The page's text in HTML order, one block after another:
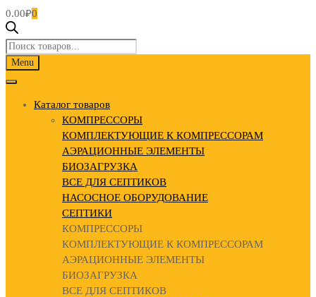
0.00₽0
Поиск
товаров
Skip
Menu
Каталог товаров
КОМПРЕССОРЫ
КОМПЛЕКТУЮЩИЕ К КОМПРЕССОРАМ
АЭРАЦИОННЫЕ ЭЛЕМЕНТЫ
БИОЗАГРУЗКА
ВСЕ ДЛЯ СЕПТИКОВ
НАСОСНОЕ ОБОРУДОВАНИЕ
СЕПТИКИ
КОМПРЕССОРЫ
КОМПЛЕКТУЮЩИЕ К КОМПРЕССОРАМ
АЭРАЦИОННЫЕ ЭЛЕМЕНТЫ
БИОЗАГРУЗКА
ВСЕ ДЛЯ СЕПТИКОВ